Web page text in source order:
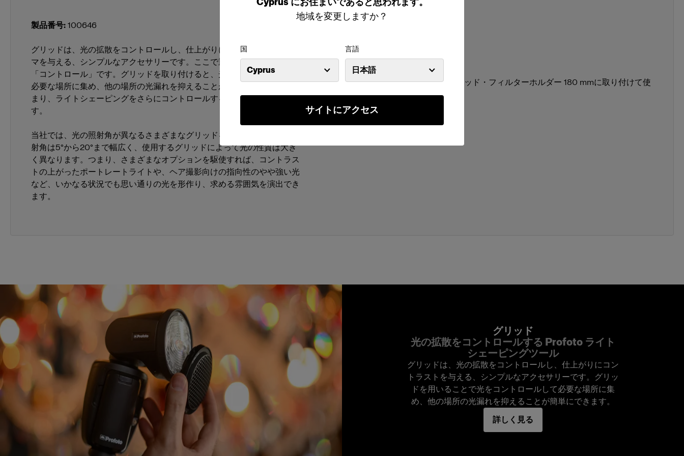
地域を変更しますか？
国
Cyprus
言語
日本語
サイトにアクセス
製品番号: 100646
グリッドは、光の拡散をコントロールし、仕上がりにコントラストとドラ
マを与える、シンプルなアクセサリーです。ここで重要なキーワードは
「コントロール」です。グリッドを取り付けると、光をコントロールして
必要な場所に集め、他の場所の光漏れを抑えることが簡単にできます。つ
まり、ライトシェーピングをさらにコントロールすることができるので
す。
当社では、光の照射角が異なるさまざまなグリッドを提供しています。照
射角は5°から20°まで幅広く、使用するグリッドによって光の性質は大き
く異なります。つまり、さまざまなオプションを駆使すれば、コントラス
トの上がったポートレートライトや、ヘア撮影向けの指向性のやや強い光
など、いかなる状況でも思い通りの光を形作り、求める雰囲気を演出でき
ます。
光のコントロール精度を上げる
照射角は5°/10°/20°
ズームリフレクターまたはグリッド・フィルターホルダー 180 mmに取り付けて使
用
コンパクトかつ高品質な設計
グリッド
光の拡散をコントロールする Profoto ライト
シェーピングツール
グリッドは、光の拡散をコントロールし、仕上がりにコン
トラストを与える、シンプルなアクセサリーです。グリッ
ドを用いることで光をコントロールして必要な場所に集
め、他の場所の光漏れを抑えることが簡単にできます。
詳しく見る